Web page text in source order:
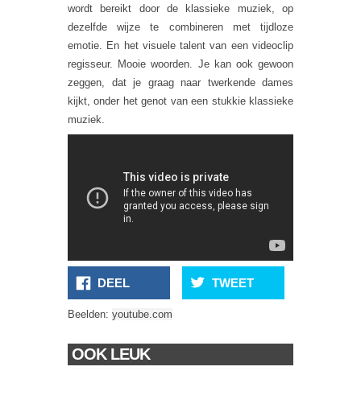
wordt bereikt door de klassieke muziek, op
dezelfde wijze te combineren met tijdloze
emotie. En het visuele talent van een videoclip
regisseur. Mooie woorden. Je kan ook gewoon
zeggen, dat je graag naar twerkende dames
kijkt, onder het genot van een stukkie klassieke
muziek.
DEEL TWEET
Beelden: youtube.com
OOK LEUK